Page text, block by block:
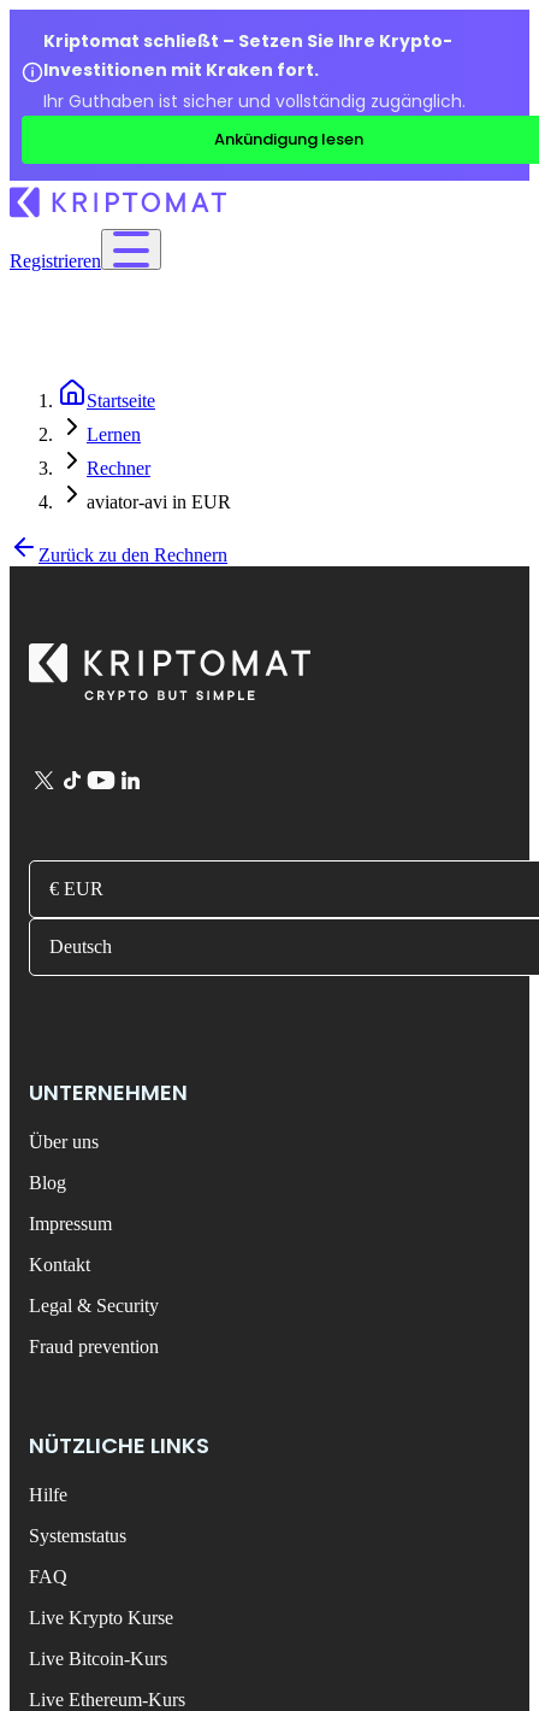
Kriptomat schließt – Setzen Sie Ihre Krypto-
Investitionen mit Kraken fort.
Ihr Guthaben ist sicher und vollständig zugänglich.
Ankündigung lesen
Registrieren
Startseite
Lernen
Rechner
aviator-avi in EUR
Zurück zu den Rechnern
€ EUR
Deutsch
UNTERNEHMEN
Über uns
Blog
Impressum
Kontakt
Legal & Security
Fraud prevention
NÜTZLICHE LINKS
Hilfe
Systemstatus
FAQ
Live Krypto Kurse
Live Bitcoin-Kurs
Live Ethereum-Kurs